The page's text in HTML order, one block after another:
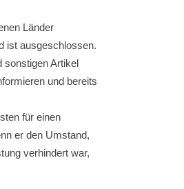
Länder
ist ausgeschlossen.
sonstigen Artikel
und bereits
für einen
er den Umstand,
verhindert war,